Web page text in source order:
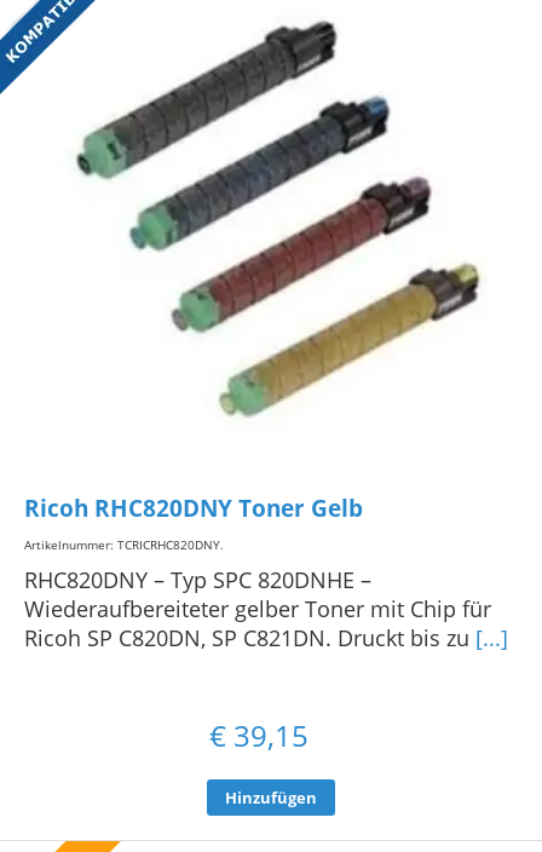
Ricoh RHC820DNY Toner Gelb
Artikelnummer: TCRICRHC820DNY.
RHC820DNY – Typ SPC 820DNHE –
Wiederaufbereiteter gelber Toner mit Chip für
Ricoh SP C820DN, SP C821DN. Druckt bis zu [...]
€ 39,15
Hinzufügen